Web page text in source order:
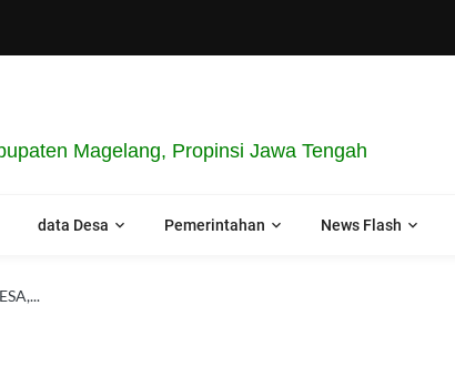
Magelang, Propinsi Jawa Tengah
data Desa Pemerintahan News Flash